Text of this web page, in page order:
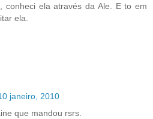
conheci ela através da Ale. E to em
ela.
janeiro, 2010
que mandou rsrs.